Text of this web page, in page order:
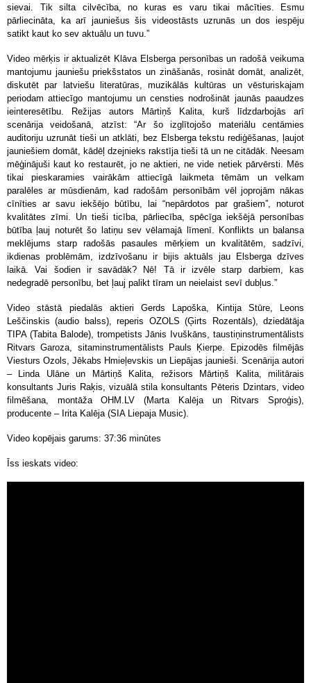
sievai. Tik silta cilvēcība, no kuras es varu tikai mācīties. Esmu
pārliecināta, ka arī jauniešus šis videostāsts uzrunās un dos iespēju
satikt kaut ko sev aktuālu un tuvu.”
Video mērķis ir aktualizēt Klāva Elsberga personības un radošā veikuma
mantojumu jauniešu priekšstatos un zināšanās, rosināt domāt, analizēt,
diskutēt par latviešu literatūras, muzikālās kultūras un vēsturiskajam
periodam attiecīgo mantojumu un censties nodrošināt jaunās paaudzes
ieinteresētību. Režijas autors Mārtiņš Kalita, kurš līdzdarbojās arī
scenārija veidošanā, atzīst: “Ar šo izglītojošo materiālu centāmies
auditoriju uzrunāt tieši un atklāti, bez Elsberga tekstu rediģēšanas, ļaujot
jauniešiem domāt, kādēļ dzejnieks rakstīja tieši tā un ne citādāk. Neesam
mēģinājuši kaut ko restaurēt, jo ne aktieri, ne vide netiek pārvērsti. Mēs
tikai pieskaramies vairākām attiecīgā laikmeta tēmām un velkam
paralēles ar mūsdienām, kad radošām personībām vēl joprojām nākas
cīnīties ar savu iekšējo būtību, lai “nepārdotos par grašiem”, noturot
kvalitātes zīmi. Un tieši ticība, pārliecība, spēcīga iekšējā personības
būtība ļauj noturēt šo latiņu sev vēlamajā līmenī. Konflikts un balansa
meklējums starp radošās pasaules mērķiem un kvalitātēm, sadzīvi,
ikdienas problēmām, izdzīvošanu ir bijis aktuāls jau Elsberga dzīves
laikā. Vai šodien ir savādāk? Nē! Tā ir izvēle starp darbiem, kas
nedegradē personību, bet ļauj palikt tīram un neielaist sevī dubļus.”
Video stāstā piedalās aktieri Gerds Lapoška, Kintija Stūre, Leons
Leščinskis (audio balss), reperis OZOLS (Ģirts Rozentāls), dziedātāja
TIPA (Tabita Balode), trompetists Jānis Ivuškāns, taustiņinstrumentālists
Ritvars Garoza, sitaminstrumentālists Pauls Ķierpe. Epizodēs filmējās
Viesturs Ozols, Jēkabs Hmieļevskis un Liepājas jaunieši. Scenārija autori
– Linda Ulāne un Mārtiņš Kalita, režisors Mārtiņš Kalita, militārais
konsultants Juris Raķis, vizuālā stila konsultants Pēteris Dzintars, video
filmēšana, montāža OHM.LV (Marta Kalēja un Ritvars Sproģis),
producente – Irita Kalēja (SIA Liepaja Music).
Video kopējais garums: 37:36 minūtes
Īss ieskats video: